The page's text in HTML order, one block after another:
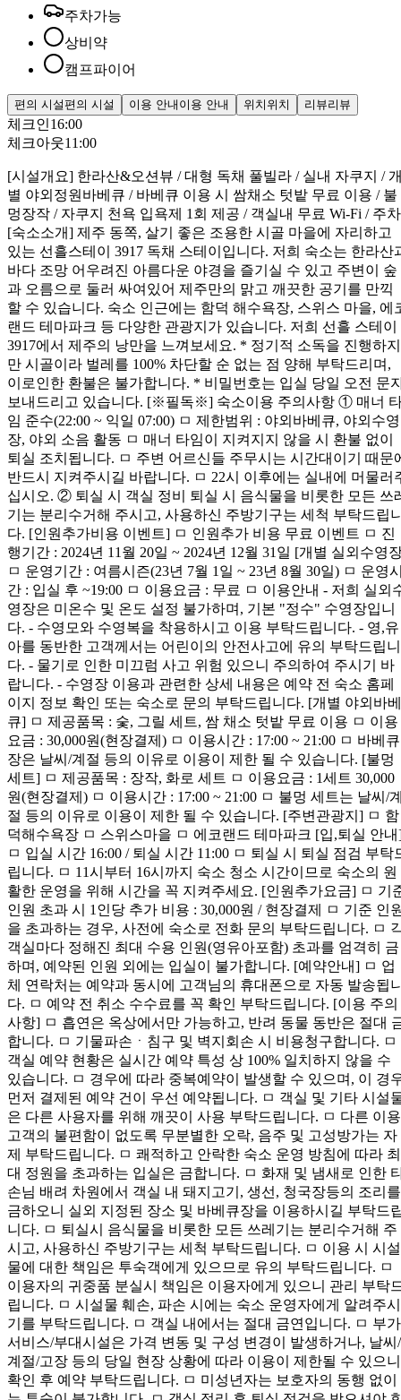
주차가능
상비약
캠프파이어
편의 시설 편의 시설 이용 안내 이용 안내 위치 위치 리뷰리뷰
체크인16:00
체크아웃11:00
[시설개요] 한라산&오션뷰 / 대형 독채 풀빌라 / 실내 자쿠지 /
별 야외정원바베큐 / 바베큐 이용 시 쌈채소 텃밭 무료 이용 / 불
멍장작 / 자쿠지 천욕 입욕제 1회 제공 / 객실내 무료 Wi-Fi / 주차
[숙소소개] 제주 동쪽, 살기 좋은 조용한 시골 마을에 자리하고
있는 선흘스테이 3917 독채 스테이입니다. 저희 숙소는 한라산
바다 조망 어우려진 아름다운 야경을 즐기실 수 있고 주변이 숲
과 오름으로 둘러 싸여있어 제주만의 맑고 깨끗한 공기를 만끽
할 수 있습니다. 숙소 인근에는 함덕 해수욕장, 스위스 마을, 에
랜드 테마파크 등 다양한 관광지가 있습니다. 저희 선흘 스테이
3917에서 제주의 낭만을 느껴보세요. * 정기적 소독을 진행하지
만 시골이라 벌레를 100% 차단할 순 없는 점 양해 부탁드리며,
이로인한 환불은 불가합니다. * 비밀번호는 입실 당일 오전 문
보내드리고 있습니다. [※필독※] 숙소이용 주의사항 ① 매너
임 준수(22:00 ~ 익일 07:00) ㅁ 제한범위 : 야외바베큐, 야외수영
장, 야외 소음 활동 ㅁ 매너 타임이 지켜지지 않을 시 환불 없이
퇴실 조치됩니다. ㅁ 주변 어르신들 주무시는 시간대이기 때문
반드시 지켜주시길 바랍니다. ㅁ 22시 이후에는 실내에 머물러
십시오. ② 퇴실 시 객실 정비 퇴실 시 음식물을 비롯한 모든 쓰
기는 분리수거해 주시고, 사용하신 주방기구는 세척 부탁드립
다. [인원추가비용 이벤트] ㅁ 인원추가 비용 무료 이벤트 ㅁ 진
행기간 : 2024년 11월 20일 ~ 2024년 12월 31일 [개별 실외수영
ㅁ 운영기간 : 여름시즌(23년 7월 1일 ~ 23년 8월 30일) ㅁ 운영
간 : 입실 후 ~19:00 ㅁ 이용요금 : 무료 ㅁ 이용안내 - 저희 실외
영장은 미온수 및 온도 설정 불가하며, 기본 "정수" 수영장입니
다. - 수영모와 수영복을 착용하시고 이용 부탁드립니다. - 영,유
아를 동반한 고객께서는 어린이의 안전사고에 유의 부탁드립니
다. - 물기로 인한 미끄럼 사고 위험 있으니 주의하여 주시기 바
랍니다. - 수영장 이용과 관련한 상세 내용은 예약 전 숙소 홈페
이지 정보 확인 또는 숙소로 문의 부탁드립니다. [개별 야외바베
큐] ㅁ 제공품목 : 숯, 그릴 세트, 쌈 채소 텃밭 무료 이용 ㅁ 이용
요금 : 30,000원(현장결제) ㅁ 이용시간 : 17:00 ~ 21:00 ㅁ 바베큐
장은 날씨/계절 등의 이유로 이용이 제한 될 수 있습니다. [불멍
세트] ㅁ 제공품목 : 장작, 화로 세트 ㅁ 이용요금 : 1세트 30,000
원(현장결제) ㅁ 이용시간 : 17:00 ~ 21:00 ㅁ 불멍 세트는 날씨/
절 등의 이유로 이용이 제한 될 수 있습니다. [주변관광지] ㅁ 함
덕해수욕장 ㅁ 스위스마을 ㅁ 에코랜드 테마파크 [입,퇴실 안
ㅁ 입실 시간 16:00 / 퇴실 시간 11:00 ㅁ 퇴실 시 퇴실 점검 부탁
립니다. ㅁ 11시부터 16시까지 숙소 청소 시간이므로 숙소의 원
활한 운영을 위해 시간을 꼭 지켜주세요. [인원추가요금] ㅁ 기
인원 초과 시 1인당 추가 비용 : 30,000원 / 현장결제 ㅁ 기준 인
을 초과하는 경우, 사전에 숙소로 전화 문의 부탁드립니다. ㅁ
객실마다 정해진 최대 수용 인원(영유아포함) 초과를 엄격히 금
하며, 예약된 인원 외에는 입실이 불가합니다. [예약안내] ㅁ 업
체 연락처는 예약과 동시에 고객님의 휴대폰으로 자동 발송됩
다. ㅁ 예약 전 취소 수수료를 꼭 확인 부탁드립니다. [이용 주의
사항] ㅁ 흡연은 옥상에서만 가능하고, 반려 동물 동반은 절대
합니다. ㅁ 기물파손ㆍ침구 및 벽지회손 시 비용청구합니다. ㅁ
객실 예약 현황은 실시간 예약 특성 상 100% 일치하지 않을 수
있습니다. ㅁ 경우에 따라 중복예약이 발생할 수 있으며, 이 경
먼저 결제된 예약 건이 우선 예약됩니다. ㅁ 객실 및 기타 시설
은 다른 사용자를 위해 깨끗이 사용 부탁드립니다. ㅁ 다른 이용
고객의 불편함이 없도록 무분별한 오락, 음주 및 고성방가는 자
제 부탁드립니다. ㅁ 쾌적하고 안락한 숙소 운영 방침에 따라 최
대 정원을 초과하는 입실은 금합니다. ㅁ 화재 및 냄새로 인한
손님 배려 차원에서 객실 내 돼지고기, 생선, 청국장등의 조리를
금하오니 실외 지정된 장소 및 바베큐장을 이용하시길 부탁드
니다. ㅁ 퇴실시 음식물을 비롯한 모든 쓰레기는 분리수거해 주
시고, 사용하신 주방기구는 세척 부탁드립니다. ㅁ 이용 시 시설
물에 대한 책임은 투숙객에게 있으므로 유의 부탁드립니다. ㅁ
이용자의 귀중품 분실시 책임은 이용자에게 있으니 관리 부탁
립니다. ㅁ 시설물 훼손, 파손 시에는 숙소 운영자에게 알려주시
기를 부탁드립니다. ㅁ 객실 내에서는 절대 금연입니다. ㅁ 부가
서비스/부대시설은 가격 변동 및 구성 변경이 발생하거나, 날씨/
계절/고장 등의 당일 현장 상황에 따라 이용이 제한될 수 있으니
확인 후 예약 부탁드립니다. ㅁ 미성년자는 보호자의 동행 없이